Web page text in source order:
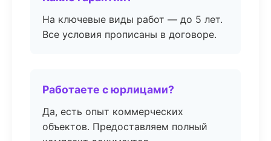
На ключевые виды работ — до 5 лет.
Все условия прописаны в договоре.
Работаете с юрлицами?
Да, есть опыт коммерческих
объектов. Предоставляем полный